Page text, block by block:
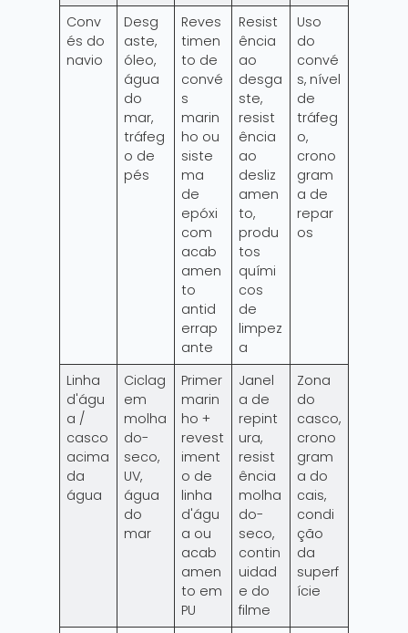
Conv
és do
navio
Desg
aste,
óleo,
água
do
mar,
tráfeg
o de
pés
Reves
timen
to de
convé
s
marin
ho ou
siste
ma
de
epóxi
com
acab
amen
to
antid
errap
ante
Resist
ência
ao
desga
ste,
resist
ência
ao
desliz
amen
to,
produ
tos
quími
cos
de
limpez
a
Uso
do
convé
s, nível
de
tráfeg
o,
crono
gram
a de
repar
os
Linha
d'águ
a /
casco
acima
da
água
Ciclag
em
molha
do-
seco,
UV,
água
do
mar
Primer
marin
ho +
revest
iment
o de
linha
d'águ
a ou
acab
amen
to em
PU
Janel
a de
repint
ura,
resist
ência
molha
do-
seco,
contin
uidad
e do
filme
Zona
do
casco,
crono
gram
a do
cais,
condi
ção
da
superf
ície